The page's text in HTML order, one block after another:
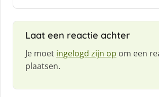
Laat een reactie achter
Je moet ingelogd zijn op om een
plaatsen.